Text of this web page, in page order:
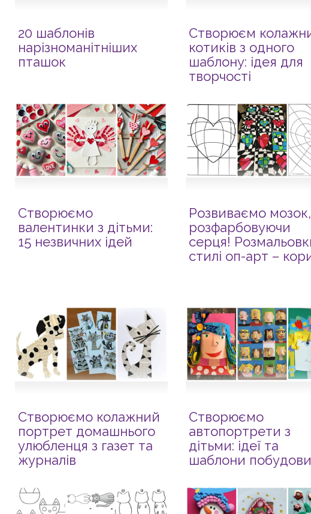
20 шаблонів
нарізноманітніших
пташок
Створюєм
котиків з одного
шаблону: ідея для
творчості
Створюємо
валентинки з дітьми:
15 незвичних ідей
Розвиваємо мозок,
розфарбовуючи
серця!
стилі оп-арт –
Створюємо колажний
портрет домашнього
улюбленця з газет та
журналів
Створюємо
автопортрети з
дітьми: ідеї та
шаблони